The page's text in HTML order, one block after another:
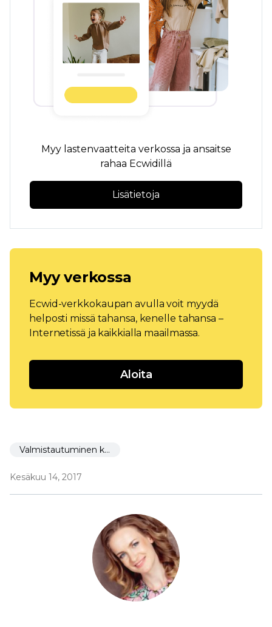
Myy lastenvaatteita verkossa ja ansaitse
rahaa Ecwidillä
Lisätietoja
Myy verkossa
Ecwid-verkkokaupan avulla voit myydä
helposti missä tahansa, kenelle tahansa –
Internetissä ja kaikkialla maailmassa.
Aloita
Valmistautuminen käynnistämiseen
Kesäkuu 14, 2017